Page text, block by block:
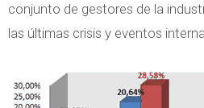
conjunto de gestores de la
las últimas crisis y eventos